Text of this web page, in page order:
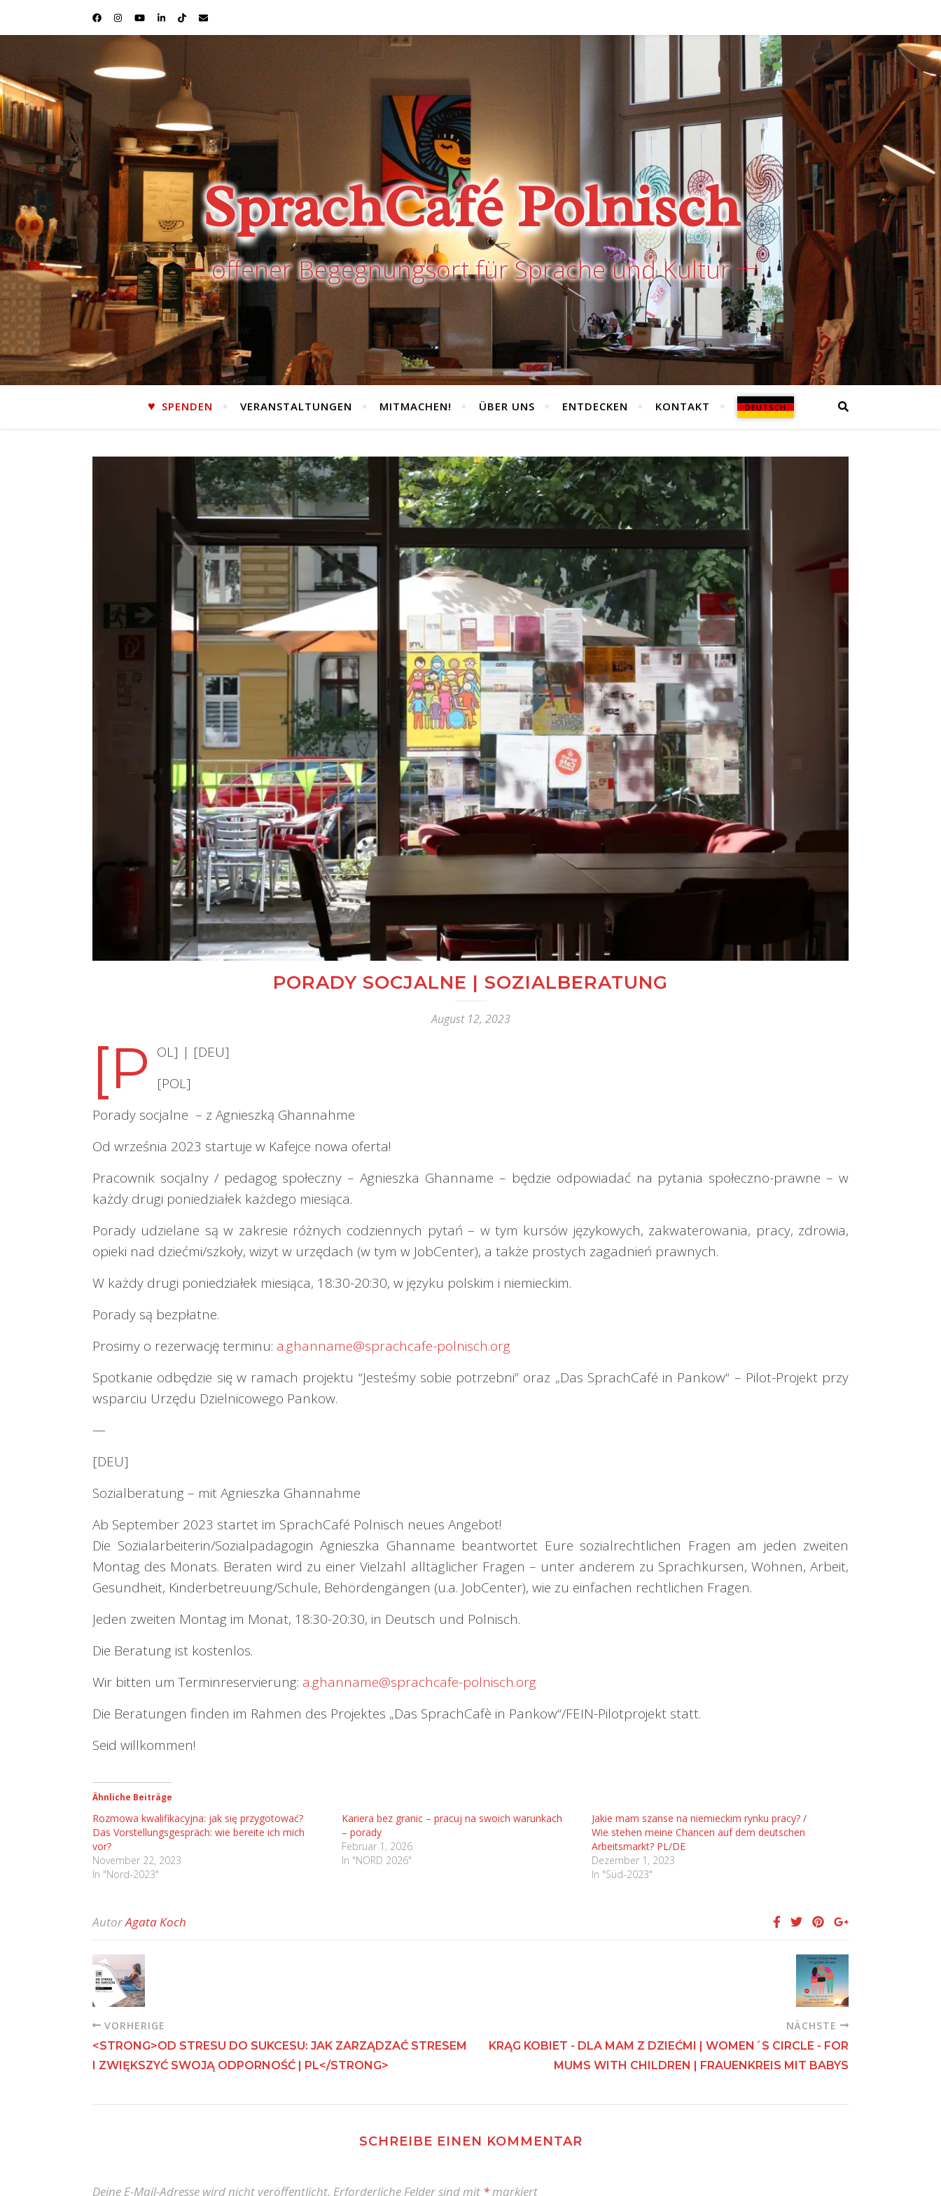
SprachCafé Polnisch
offener Begegnungsort für Sprache und Kultur
SPENDEN VERANSTALTUNGEN MITMACHEN! ÜBER UNS ENTDECKEN KONTAKT DEUTSCH
PORADY SOCJALNE | SOZIALBERATUNG
August 12, 2023
[P OL] | [DEU]
[POL]
Porady socjalne – z Agnieszką Ghannahme
Od września 2023 startuje w Kafejce nowa oferta!
Pracownik socjalny / pedagog społeczny – Agnieszka Ghanname – będzie odpowiadać na pytania społeczno-prawne – w
każdy drugi poniedziałek każdego miesiąca.
Porady udzielane są w zakresie różnych codziennych pytań – w tym kursów językowych, zakwaterowania, pracy, zdrowia,
opieki nad dziećmi/szkoły, wizyt w urzędach (w tym w JobCenter), a także prostych zagadnień prawnych.
W każdy drugi poniedziałek miesiąca, 18:30-20:30, w języku polskim i niemieckim.
Porady są bezpłatne.
Prosimy o rezerwację terminu: a.ghanname@sprachcafe-polnisch.org
Spotkanie odbędzie się w ramach projektu “Jesteśmy sobie potrzebni” oraz „Das SprachCafé in Pankow“ – Pilot-Projekt przy
wsparciu Urzędu Dzielnicowego Pankow.
—
[DEU]
Sozialberatung – mit Agnieszka Ghannahme
Ab September 2023 startet im SprachCafé Polnisch neues Angebot!
Die Sozialarbeiterin/Sozialpädagogin Agnieszka Ghanname beantwortet Eure sozialrechtlichen Fragen am jeden zweiten
Montag des Monats. Beraten wird zu einer Vielzahl alltäglicher Fragen – unter anderem zu Sprachkursen, Wohnen, Arbeit,
Gesundheit, Kinderbetreuung/Schule, Behördengängen (u.a. JobCenter), wie zu einfachen rechtlichen Fragen.
Jeden zweiten Montag im Monat, 18:30-20:30, in Deutsch und Polnisch.
Die Beratung ist kostenlos.
Wir bitten um Terminreservierung: a.ghanname@sprachcafe-polnisch.org
Die Beratungen finden im Rahmen des Projektes „Das SprachCafè in Pankow“/FEIN-Pilotprojekt statt.
Seid willkommen!
Ähnliche Beiträge
Rozmowa kwalifikacyjna: jak się przygotować?
Das Vorstellungsgespräch: wie bereite ich mich
vor?
November 22, 2023
In "Nord-2023"
Kariera bez granic – pracuj na swoich warunkach
– porady
Februar 1, 2026
In "NORD 2026"
Jakie mam szanse na niemieckim rynku pracy? /
Wie stehen meine Chancen auf dem deutschen
Arbeitsmarkt? PL/DE
Dezember 1, 2023
In "Süd-2023"
AutorAgata Koch
VORHERIGE
<STRONG>OD STRESU DO SUKCESU: JAK ZARZĄDZAĆ STRESEM
I ZWIĘKSZYĆ SWOJĄ ODPORNOŚĆ | PL</STRONG>
NÄCHSTE
KRĄG KOBIET - DLA MAM Z DZIEĆMI | WOMEN´S CIRCLE - FOR
MUMS WITH CHILDREN | FRAUENKREIS MIT BABYS
SCHREIBE EINEN KOMMENTAR
Deine E-Mail-Adresse wird nicht veröffentlicht. Erforderliche Felder sind mit *markiert